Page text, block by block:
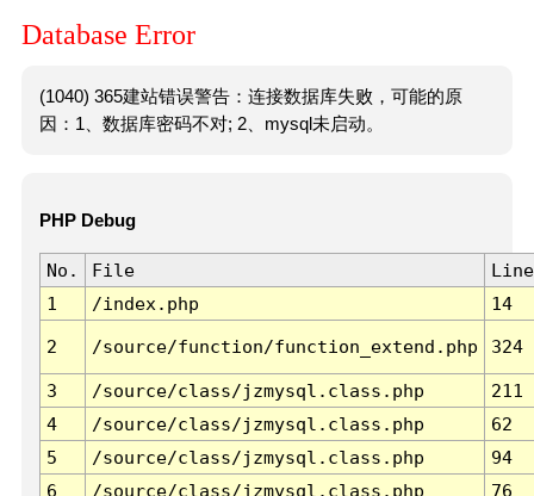
Database Error
(1040) 365建站错误警告：连接数据库失败，可能的原
因：1、数据库密码不对; 2、mysql未启动。
PHP Debug
No. File
Line
1
/index.php 14
2 /source/function/function_extend.php 324
3 /source/class/jzmysql.class.php
211
4
/source/class/jzmysql.class.php
62
5
/source/class/jzmysql.class.php
94
6
/source/class/jzmysql.class.php 76